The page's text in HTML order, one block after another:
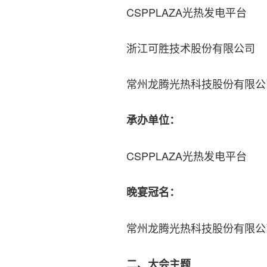
CSPPLAZA光热发电平台
浙江可胜技术股份有限公司
常州龙腾光热科技股份有限
承办单位：
CSPPLAZA光热发电平台
晚宴冠名：
常州龙腾光热科技股份有限
二、大会主题